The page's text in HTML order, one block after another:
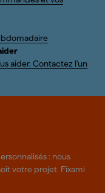
aider. Contactez l'un
: nous
votre projet. Fixami